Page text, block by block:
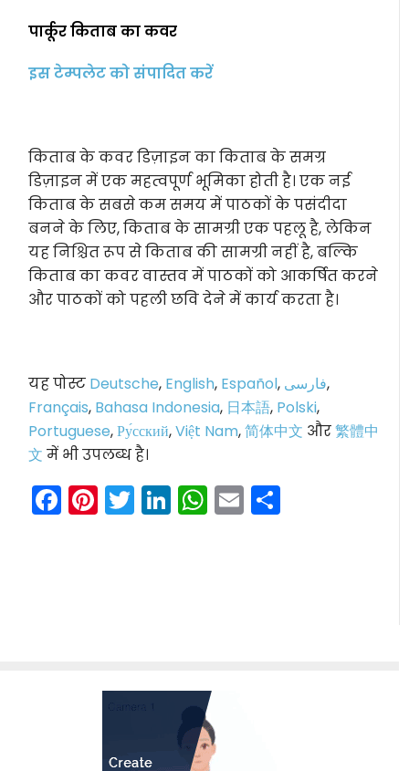
पार्कूर किताब का कवर
इस टेम्पलेट को संपादित करें
किताब के कवर डिज़ाइन का किताब के समग्र
डिज़ाइन में एक महत्वपूर्ण भूमिका होती है। एक नई
किताब के सबसे कम समय में पाठकों के पसंदीदा
बनने के लिए, किताब के सामग्री एक पहलू है, लेकिन
यह निश्चित रूप से किताब की सामग्री नहीं है, बल्कि
किताब का कवर वास्तव में पाठकों को आकर्षित करने
और पाठकों को पहली छवि देने में कार्य करता है।
यह पोस्ट Deutsche, English, Español, فارسی,
Français, Bahasa Indonesia, 日本語, Polski,
Portuguese,Ру́сский,Việt Nam,简体中文 और繁體中
文 में भी उपलब्ध है।
Facebook
Pinterest
Twitter
LinkedIn
WhatsApp
Email